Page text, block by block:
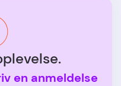
en anmeldelse